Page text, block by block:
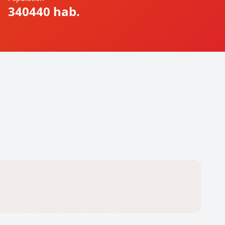
340440 hab.